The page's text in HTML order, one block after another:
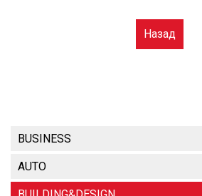
Назад
BUSINESS
AUTO